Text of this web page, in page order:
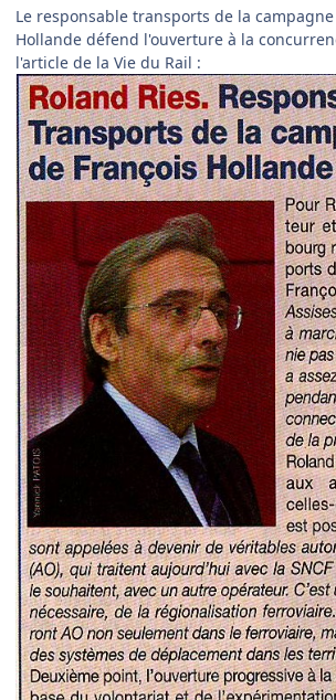
Le responsable transports de la
Hollande défend l'ouverture à la
l'article de la Vie du Rail :